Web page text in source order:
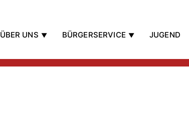
ÜBER UNS BÜRGERSERVICE JUGEND